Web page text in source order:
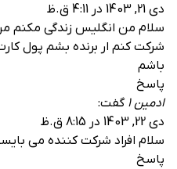
دی 21, 1403 در 4:11 ق.ظ
سلام من انگلیس زندگی مکنم
شرکت کنم ار برنده بشم پول
باشم
پاسخ
ادمین 1 گفت:
دی 22, 1403 در 8:15 ق.ظ
سلام افراد شرکت کننده می
پاسخ